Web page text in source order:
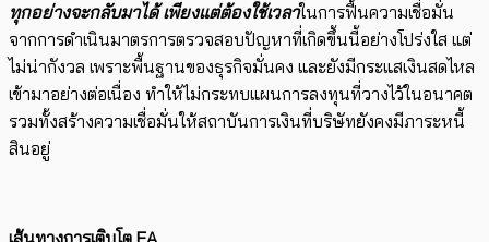
ทุกอย่างจะกลับมาได้ เพียงแต่ต้องใช้เวลาในการฟื้นความเชื่อมั่น
จากการดำเนินมาตรการตรวจสอบปัญหาที่เกิดขึ้นนี้อย่างโปร่งใส แต่
ไม่น่ากังวล เพราะพื้นฐานของธุรกิจมั่นคง และยังมีกระแสเงินสดไหล
เข้ามาอย่างต่อเนื่อง ทำให้ไม่กระทบแผนการลงทุนที่วางไว้ในอนาคต
รวมทั้งสร้างความเชื่อมั่นให้สถาบันการเงินที่บริษัทยังคงมีภาระหนี้
สินอยู่